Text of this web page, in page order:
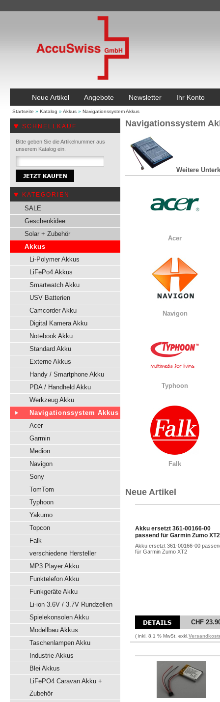
Neue Artikel Angebote Newsletter Ihr Konto
Startseite » Katalog » Akkus » Navigationssystem Akkus
SCHNELLKAUF
Bitte geben Sie die Artikelnummer aus
unserem Katalog ein.
KATEGORIEN
SALE
Geschenkidee
Solar + Zubehör
Akkus
Li-Polymer Akkus
LiFePo4 Akkus
Smartwatch Akku
USV Batterien
Camcorder Akku
Digital Kamera Akku
Notebook Akku
Standard Akku
Externe Akkus
Handy / Smartphone Akku
PDA / Handheld Akku
Werkzeug Akku
Navigationssystem Akkus
Acer
Garmin
Medion
Navigon
Sony
TomTom
Typhoon
Yakumo
Topcon
Falk
verschiedene Hersteller
MP3 Player Akku
Funktelefon Akku
Funkgeräte Akku
Li-ion 3.6V / 3.7V Rundzellen
Spielekonsolen Akku
Modellbau Akkus
Taschenlampen Akku
Industrie Akkus
Blei Akkus
LiFePO4 Caravan Akku +
Zubehör
Navigationssystem
Weitere
Acer
Navigon
Typhoon
Falk
Neue Artikel
Akku ersetzt 361-00166-00
passend für Garmin Zumo XT2
Akku ersetzt 361-00166-00
für Garmin Zumo XT2
CHF
( inkl. 8.1 % MwSt. exkl.